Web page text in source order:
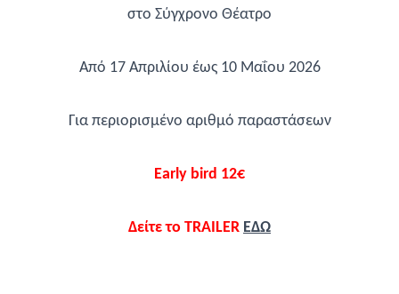
στο Σύγχρονο Θέατρο
Από 17 Aπριλίου έως 10 Μαΐου 2026
Για περιορισμένο αριθμό παραστάσεων
Early bird 12€
Δείτε το TRAILER ΕΔΩ